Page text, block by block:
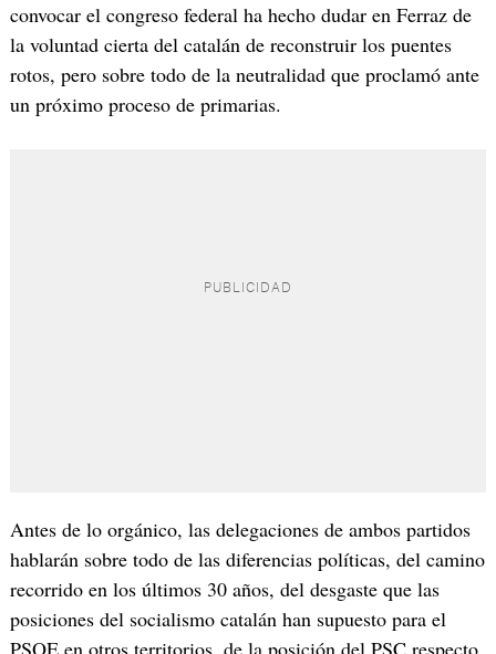
convocar el congreso federal ha hecho dudar en Ferraz de
la voluntad cierta del catalán de reconstruir los puentes
rotos, pero sobre todo de la neutralidad que proclamó ante
un próximo proceso de primarias.
Antes de lo orgánico, las delegaciones de ambos partidos
hablarán sobre todo de las diferencias políticas, del camino
recorrido en los últimos 30 años, del desgaste que las
posiciones del socialismo catalán han supuesto para el
PSOE en otros territorios, de la posición del PSC respecto